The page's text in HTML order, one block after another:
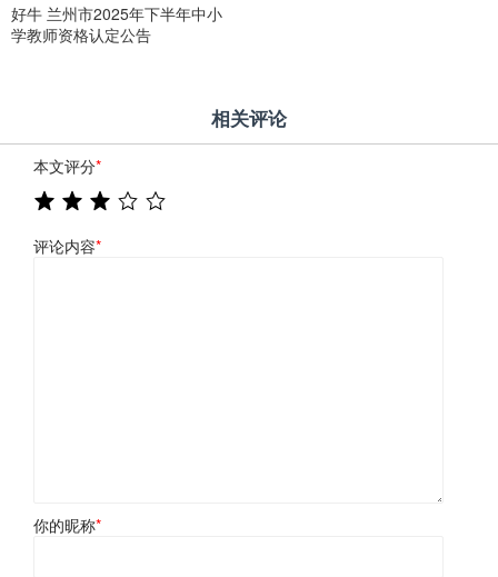
好牛 兰州市2025年下半年中小
学教师资格认定公告
相关评论
本文评分*
评论内容*
你的昵称*